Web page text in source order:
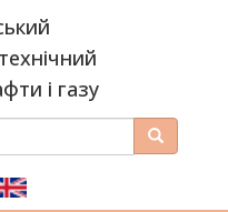
і газу
Пошук